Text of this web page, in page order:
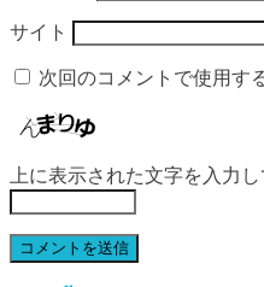
サイト
次回のコメントで使用す
上に表示された文字を入力し